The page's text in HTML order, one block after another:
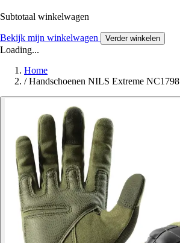
Subtotaal winkelwagen
Bekijk mijn winkelwagen Verder winkelen
Loading...
Home
/ Handschoenen NILS Extreme NC1798